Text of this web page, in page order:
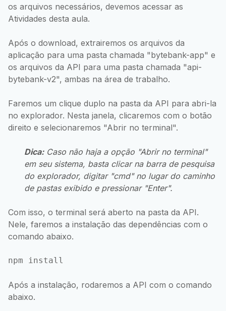
os arquivos necessários, devemos acessar as
Atividades desta aula.
Após o download, extrairemos os arquivos da
aplicação para uma pasta chamada "bytebank-app" e
os arquivos da API para uma pasta chamada "api-
bytebank-v2", ambas na área de trabalho.
Faremos um clique duplo na pasta da API para abri-la
no explorador. Nesta janela, clicaremos com o botão
direito e selecionaremos "Abrir no terminal".
Dica:Caso não haja a opção "Abrir no terminal"
em seu sistema, basta clicar na barra de pesquisa
do explorador, digitar "cmd" no lugar do caminho
de pastas exibido e pressionar "Enter".
Com isso, o terminal será aberto na pasta da API.
Nele, faremos a instalação das dependências com o
comando abaixo.
npm install
Após a instalação, rodaremos a API com o comando
abaixo.